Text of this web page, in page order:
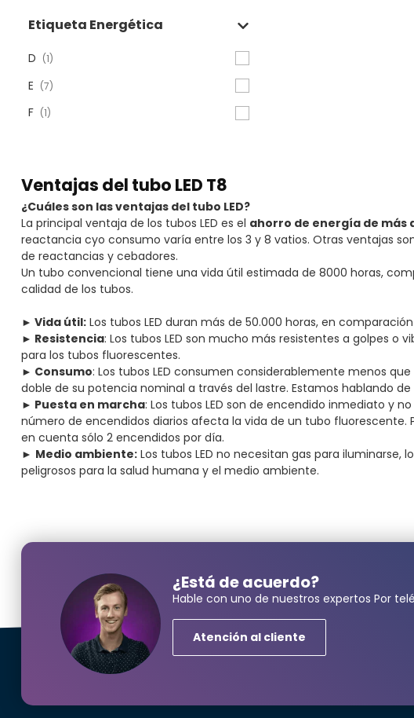
Etiqueta Energética
D (1)
E (7)
F (1)
Ventajas del tubo LED T8
¿Cuáles son las ventajas del tubo LED?
La principal ventaja de los tubos LED es el ahorro de energía de más
reactancia cyo consumo varía entre los 3 y 8 vatios. Otras ventajas
de reactancias y cebadores.
Un tubo convencional tiene una vida útil estimada de 8000 horas,
calidad de los tubos.
► Vida útil: Los tubos LED duran más de 50.000 horas, en
► Resistencia: Los tubos LED son mucho más resistentes a golpes
para los tubos fluorescentes.
► Consumo: Los tubos LED consumen considerablemente menos
doble de su potencia nominal a través del lastre. Estamos hablando
► Puesta en marcha: Los tubos LED son de encendido inmediato y
número de encendidos diarios afecta la vida de un tubo
en cuenta sólo 2 encendidos por día.
► Medio ambiente: Los tubos LED no necesitan gas para
peligrosos para la salud humana y el medio ambiente.
¿Está de acuerdo?
Hable con uno de nuestros expertos Por
Atención al cliente